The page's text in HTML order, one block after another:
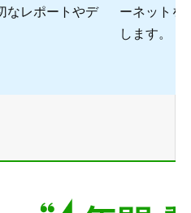
なレポートやデ
ーネットを
します。